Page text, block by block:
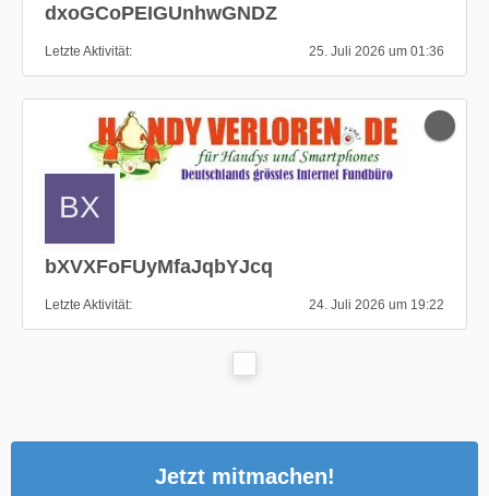
dxoGCoPEIGUnhwGNDZ
Letzte Aktivität 25. Juli 2026 um 01:36
bXVXFoFUyMfaJqbYJcq
Letzte Aktivität 24. Juli 2026 um 19:22
Jetzt mitmachen!